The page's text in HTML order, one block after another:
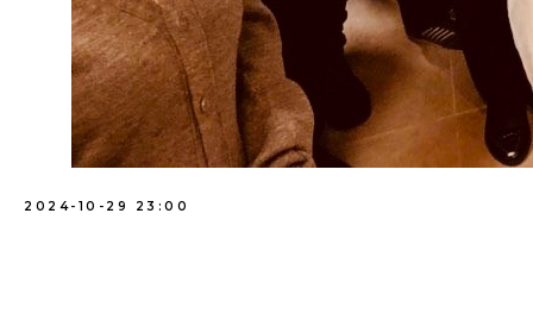
2024-10-29 23:00